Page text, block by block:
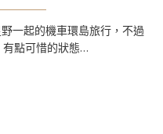
一起的機車環島旅行，不過
有點可惜的狀態…